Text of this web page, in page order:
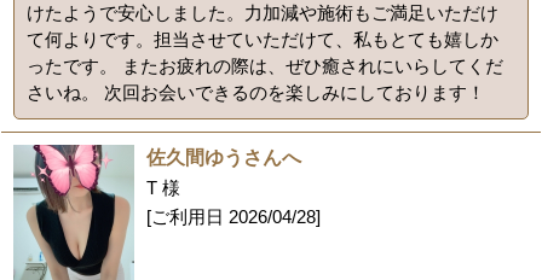
けたようで安心しました。力加減や施術もご満足いただけ
て何よりです。担当させていただけて、私もとても嬉しか
ったです。 またお疲れの際は、ぜひ癒されにいらしてくだ
さいね。 次回お会いできるのを楽しみにしております！
佐久間ゆうさんへ
T 様
[ご利用日 2026/04/28]